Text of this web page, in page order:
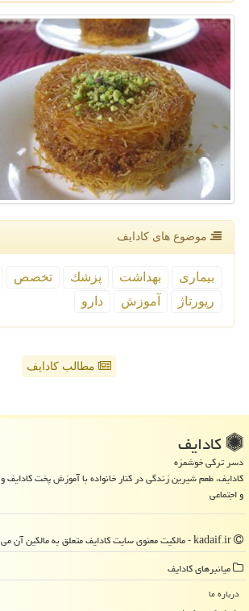
موضوع های كادایف
بیماری بهداشت پزشك تخصص
رپورتاژ
آموزش دارو
مطالب کادایف
كادایف
دسر ترکی خوشمزه
کادایف، طعم شیرین زندگی در کنار خانواده با آموزش پخت کادایف
و اجتماعی
میانبرهای كادایف
درباره ما